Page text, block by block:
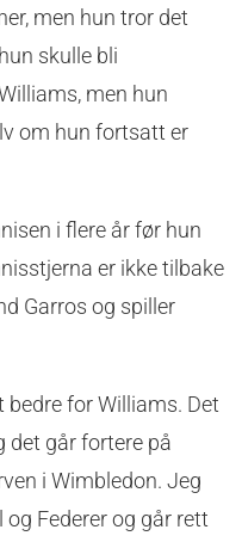
men hun tror det
skulle bli
men hun
om hun fortsatt er
i flere år før hun
er ikke tilbake
Garros og spiller
for Williams. Det
det går fortere på
i Wimbledon. Jeg
Federer og går rett